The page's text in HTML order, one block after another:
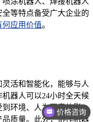
等特点备受广大企业的
何应用价值。
活和智能化，能够与人
器人可以24小时全天候
环境、人为因素的影
质量。此外，协作机器
价格咨询